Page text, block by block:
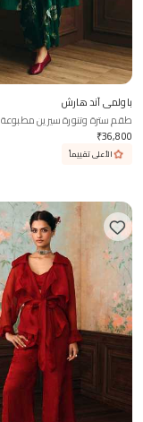
باولمي آند هارش
طقم سترة وتنورة سيرين مطبوعة
₹36,800
الأعلى تقييماً